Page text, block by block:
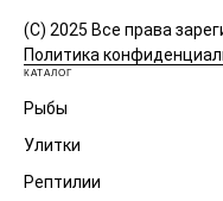
(C) 2025 Все права
Политика
КАТАЛОГ
Рыбы
Улитки
Рептилии